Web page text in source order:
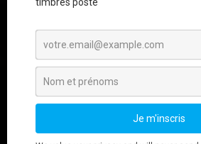
Algérie
Boutique en ligne des
poste